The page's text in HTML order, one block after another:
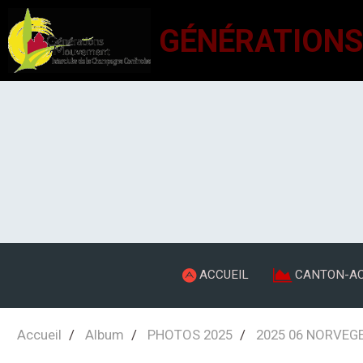
ACCUEIL CANTON-
Accueil Album PHOTOS 2025 2025 06